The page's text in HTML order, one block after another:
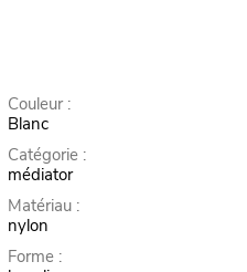
Couleur :
Blanc
Catégorie :
médiator
Matériau :
nylon
Forme :